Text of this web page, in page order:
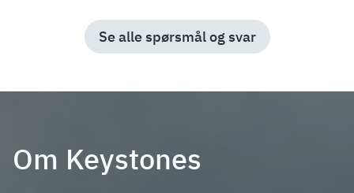
indikativt bilde er at nyutdannede ofte ligger rundt
500 000–550 000 kroner, mens erfarne og
påvirker nivået.
Se alle spørsmål og svar
Om Keystones